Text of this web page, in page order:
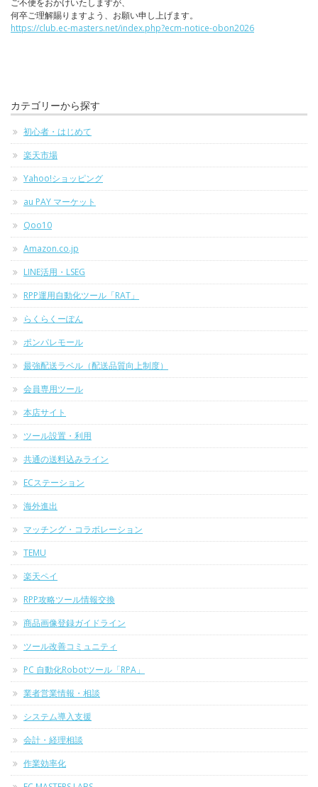
何卒ご理解賜りますよう、お願い申し上げます。
https://club.ec-masters.net/index.php?ecm-notice-obon2026
カテゴリーから探す
初心者・はじめて
楽天市場
Yahoo!ショッピング
au PAY マーケット
Qoo10
Amazon.co.jp
LINE活用・LSEG
RPP運用自動化ツール「RAT」
らくらくーぽん
ポンパレモール
最強配送ラベル（配送品質向上制度）
会員専用ツール
本店サイト
ツール設置・利用
共通の送料込みライン
ECステーション
海外進出
マッチング・コラボレーション
TEMU
楽天ペイ
RPP攻略ツール情報交換
商品画像登録ガイドライン
ツール改善コミュニティ
PC 自動化Robotツール「RPA」
業者営業情報・相談
システム導入支援
会計・経理相談
作業効率化